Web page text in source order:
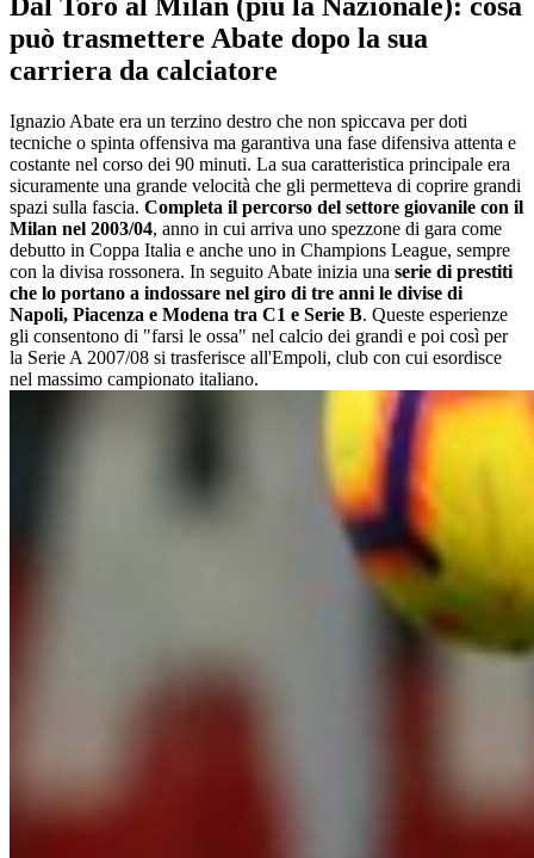
Dal Toro al Milan (più la Nazionale): cosa
può trasmettere Abate dopo la sua
carriera da calciatore
Ignazio Abate era un terzino destro che non spiccava per doti
tecniche o spinta offensiva ma garantiva una fase difensiva attenta e
costante nel corso dei 90 minuti. La sua caratteristica principale era
sicuramente una grande velocità che gli permetteva di coprire grandi
spazi sulla fascia. Completa il percorso del settore giovanile con il
Milan nel 2003/04, anno in cui arriva uno spezzone di gara come
debutto in Coppa Italia e anche uno in Champions League, sempre
con la divisa rossonera. In seguito Abate inizia una serie di prestiti
che lo portano a indossare nel giro di tre anni le divise di
Napoli, Piacenza e Modena tra C1 e Serie B. Queste esperienze
gli consentono di "farsi le ossa" nel calcio dei grandi e poi così per
la Serie A 2007/08 si trasferisce all'Empoli, club con cui esordisce
nel massimo campionato italiano.